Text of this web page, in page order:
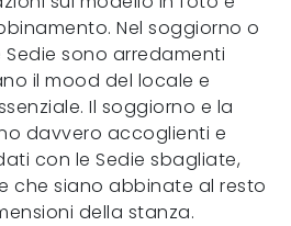
Nel soggiorno o
sono arredamenti
il mood del locale e
Il soggiorno e la
davvero accoglienti e
con le Sedie sbagliate,
che siano abbinate al resto
della stanza.